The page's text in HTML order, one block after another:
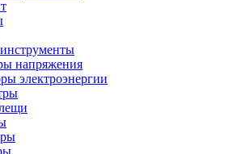
напряжения
электроэнергии